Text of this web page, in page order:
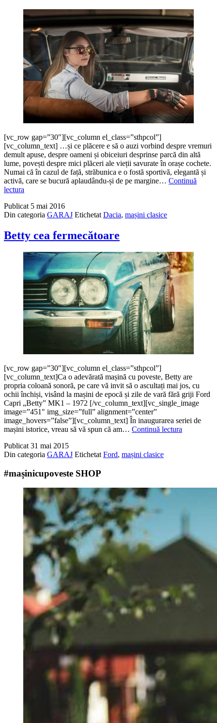
[vc_row gap=”30″][vc_column el_class=”sthpcol”]
[vc_column_text] …și ce plăcere e să o auzi vorbind despre vremuri
demult apuse, despre oameni și obiceiuri desprinse parcă din altă
lume, povești despre mici plăceri ale vieții savurate în orașe cochete.
Numai că în cazul de față, străbunica e o fostă sportivă, elegantă și
activă, care se bucură aplaudându-și de pe margine… Continuă
lectura
străbunica!
Publicat 5 mai 2016
Din categoria GARAJ Etichetat Dacia, mașini clasice
Betty cea fermecătoare
[vc_row gap=”30″][vc_column el_class=”sthpcol”]
[vc_column_text]Ca o adevărată mașină cu poveste, Betty are
propria coloană sonoră, pe care vă invit să o ascultați mai jos, cu
ochii închiși, visând la mașini de epocă și zile de vară fără griji Ford
Capri „Betty” MK1 – 1972 [/vc_column_text][vc_single_image
image=”451″ img_size=”full” alignment=”center”
image_hovers=”false”][vc_column_text] În inaugurarea seriei de
mașini istorice, vreau să vă spun că am… Continuă lectura
Publicat 31 mai 2015
Din categoria GARAJ Etichetat Ford, mașini clasice
#mașinicupoveste SHOP